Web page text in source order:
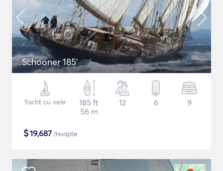
Schooner 185'
Yacht cu vele
185 ft
56 m
12 6 9
$19,687 /noapte